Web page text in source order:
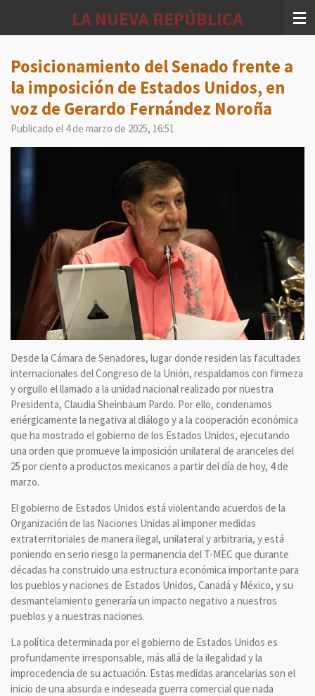
principal
LA NUEVA REPÚBLICA
Posicionamiento del Senado frente a
la imposición de Estados Unidos, en
voz de Gerardo Fernández Noroña
Publicado el 4 de marzo de 2025, 16:51
Desde la Cámara de Senadores, lugar donde residen las facultades
internacionales del Congreso de la Unión, respaldamos con firmeza
y orgullo el llamado a la unidad nacional realizado por nuestra
Presidenta, Claudia Sheinbaum Pardo. Por ello, condenamos
enérgicamente la negativa al diálogo y a la cooperación económica
que ha mostrado el gobierno de los Estados Unidos, ejecutando
una orden que promueve la imposición unilateral de aranceles del
25 por ciento a productos mexicanos a partir del día de hoy, 4 de
marzo.
El gobierno de Estados Unidos está violentando acuerdos de la
Organización de las Naciones Unidas al imponer medidas
extraterritoriales de manera ilegal, unilateral y arbitraria, y está
poniendo en serio riesgo la permanencia del T-MEC que durante
décadas ha construido una estructura económica importante para
los pueblos y naciones de Estados Unidos, Canadá y México, y su
desmantelamiento generaría un impacto negativo a nuestros
pueblos y a nuestras naciones.
La política determinada por el gobierno de Estados Unidos es
profundamente irresponsable, más allá de la ilegalidad y la
improcedencia de su actuación. Estas medidas arancelarias son el
inicio de una absurda e indeseada guerra comercial que nada